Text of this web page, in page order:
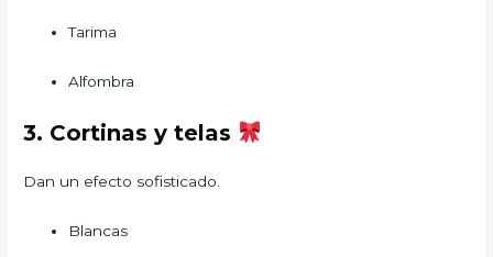
Tarima
Alfombra
3. Cortinas y telas
Dan un efecto sofisticado.
Blancas